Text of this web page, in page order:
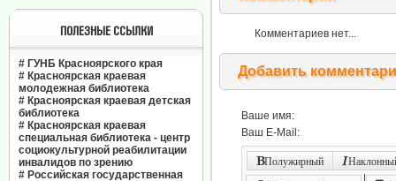
ПОЛЕЗНЫЕ ССЫЛКИ
# ГУНБ Красноярского края
# Красноярская краевая
молодежная библиотека
# Красноярская краевая детская
библиотека
# Красноярская краевая
специальная библиотека - центр
социокультурной реабилитации
инвалидов по зрению
# Российская государственная
Комментариев нет...
Добавить
Ваше имя:
Ваш E-Mail:
Полужирный